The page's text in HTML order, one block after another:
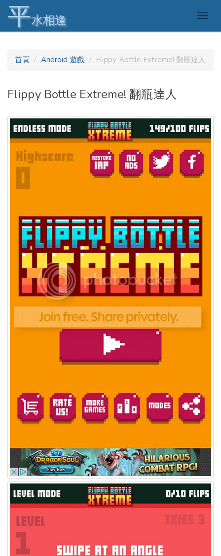
平水相逢
首頁 Android 遊戲 Flippy Bottle Extreme! 翻瓶達人
Flippy Bottle Extreme! 翻瓶達人